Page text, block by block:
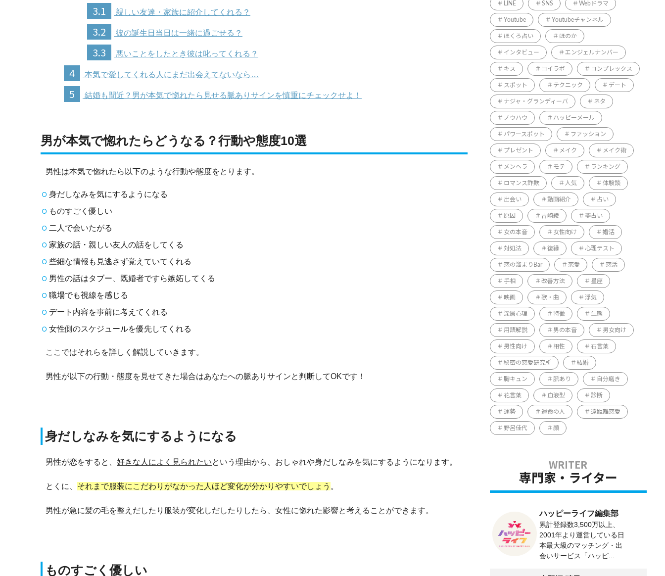
3.1 親しい友達・家族に紹介してくれる？
3.2 彼の誕生日当日は一緒に過ごせる？
3.3 悪いことをしたとき彼は叱ってくれる？
4 本気で愛してくれる人にまだ出会えてないなら…
5 結婚も間近？男が本気で惚れたら見せる脈ありサインを慎重にチェックせよ！
男が本気で惚れたらどうなる？行動や態度10選
男性は本気で惚れたら以下のような行動や態度をとります。
身だしなみを気にするようになる
ものすごく優しい
二人で会いたがる
家族の話・親しい友人の話をしてくる
些細な情報も見逃さず覚えていてくれる
男性の話はタブー、既婚者ですら嫉妬してくる
職場でも視線を感じる
デート内容を事前に考えてくれる
女性側のスケジュールを優先してくれる
ここではそれらを詳しく解説していきます。
男性が以下の行動・態度を見せてきた場合はあなたへの脈ありサインと判断してOKです！
身だしなみを気にするようになる
男性が恋をすると、 好きな人によく見られたいという理由から、おしゃれや身だしなみを気にするようになります。
とくに、 それまで服装にこだわりがなかった人ほど変化が分かりやすいでしょう 。
男性が急に髪の毛を整えだしたり服装が変化しだしたりしたら、女性に惚れた影響と考えることができます。
ものすごく優しい
LINE SNS Webドラマ
Youtube Youtubeチャンネル
ほくろ占い ほのか
インタビュー エンジェルナンバー
キス コイラボ コンプレックス
スポット テクニック デート
ナジャ・グランディーバ ネタ
ノウハウ ハッピーメール
パワースポット ファッション
プレゼント メイク メイク術
メンヘラ モテ ランキング
ロマンス詐欺 人気 体験談
出会い 動画紹介 占い
原因 吉崎綾 夢占い
女の本音 女性向け 婚活
対処法 復縁 心理テスト
恋の溜まりBar 恋愛 恋活
手相 改善方法 星座
映画 歌・曲 浮気
深層心理 特徴 生態
用語解説 男の本音 男女向け
男性向け 相性 石言葉
秘密の恋愛研究所 結婚
胸キュン 脈あり 自分磨き
花言葉 血液型 診断
運勢 運命の人 遠距離恋愛
野呂佳代 顔
専門家・ライター
ハッピーライフ編集部
累計登録数3,500万以上、
2001年より運営している日
本最大級のマッチング・出
会いサービス「ハッピ...